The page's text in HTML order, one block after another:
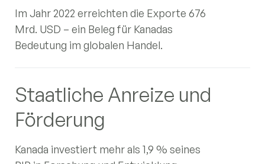
Im Jahr 2022 erreichten die Exporte 676
Mrd. USD – ein Beleg für Kanadas
Bedeutung im globalen Handel.
Staatliche Anreize und
Förderung
Kanada investiert mehr als 1,9 % seines